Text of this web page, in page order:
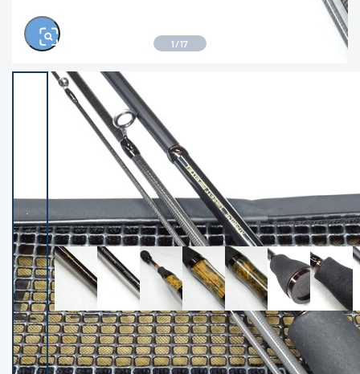
イシグロ沼津店
イシグロ駿東柿田川店
イシグロ磐田店
イシグロ豊川店
イシグロ富士店
イシグロ御殿場店
イシグロ伊東店
ランク(102400)
SA (2953)
A(17318)
B+(12301)
1 /17